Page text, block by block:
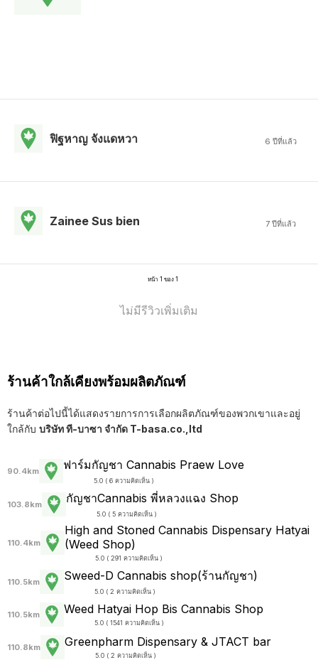
ฟิฐหาญ จังแดหวา 6 ปีที่แล้ว
Zainee Sus bien 7 ปีที่แล้ว
หน้า 1 ของ 1
ไม่มีรีวิวเพิ่มเติม
ร้านค้าใกล้เคียงพร้อมผลิตภัณฑ์
ร้านค้าต่อไปนี้ได้แสดงรายการการเลือกผลิตภัณฑ์ของพวกเขาและอยู่
ใกล้กับ บริษัท ที-บาซา จำกัด T-basa.co.,ltd
90.4km ฟาร์มกัญชา Cannabis Praew Love
5.0 ( 6 ความคิดเห็น )
103.8km กัญชาCannabis พี่หลวงแฉง Shop
5.0 ( 5 ความคิดเห็น )
110.4km
High and Stoned Cannabis Dispensary Hatyai
(Weed Shop)
5.0 ( 291 ความคิดเห็น )
110.5km Sweed-D Cannabis shop(ร้านกัญชา)
5.0 ( 2 ความคิดเห็น )
110.5km Weed Hatyai Hop Bis Cannabis Shop
5.0 ( 1541 ความคิดเห็น )
110.8km Greenpharm Dispensary & JTACT bar
5.0 ( 2 ความคิดเห็น )